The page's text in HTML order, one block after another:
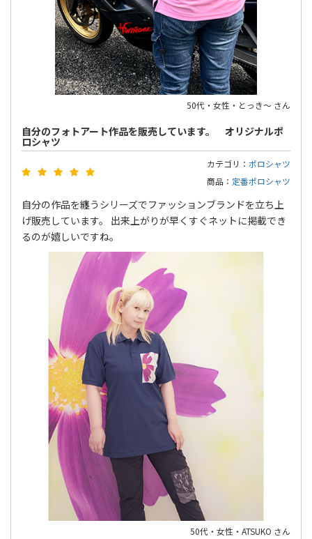
50代・女性・とっき〜 さん
自分のフォトアート作品を販売しています。 オリジナルポ
ロシャツ
カテゴリ： ポロシャツ
商品： 定番ポロシャツ
自分の作品を纏うシリーズでファッションブランドを立ち上
げ販売しています。 出来上がりが早くすぐネットに掲載でき
るのが嬉しいですね。
50代・女性・ATSUKO さん